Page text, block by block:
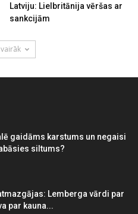
Latviju: Lielbritānija vēršas ar
sankcijām
gaidāms karstums un negaisi
siltums?
Lemberga vārdi par
par kauna...